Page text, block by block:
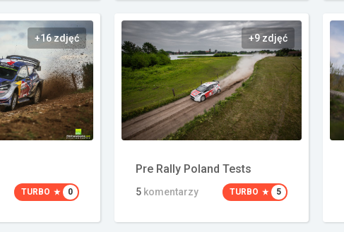
+16 zdjęć
TURBO 0
+9 zdjęć
Pre Rally Poland Tests
5 komentarzy TURBO 5